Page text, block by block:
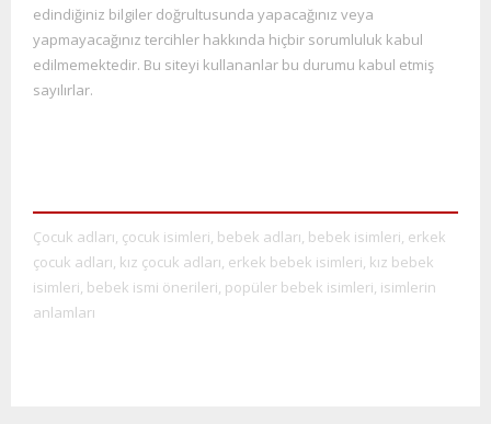
edindiğiniz bilgiler doğrultusunda yapacağınız veya
yapmayacağınız tercihler hakkında hiçbir sorumluluk kabul
edilmemektedir. Bu siteyi kullananlar bu durumu kabul etmiş
sayılırlar.
Çocuk adları, çocuk isimleri, bebek adları, bebek isimleri, erkek
çocuk adları, kız çocuk adları, erkek bebek isimleri, kız bebek
isimleri, bebek ismi önerileri, popüler bebek isimleri, isimlerin
anlamları